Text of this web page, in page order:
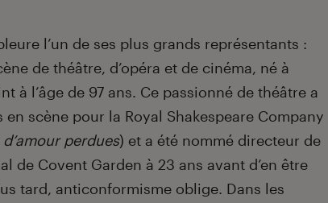
l’un de ses plus grands représentants :
de théâtre, d’opéra et de cinéma, né à
à l’âge de 97 ans. Ce passionné de théâtre a
scène pour la Royal Shakespeare Company
d’amour perdues) et a été nommé directeur de
de Covent Garden à 23 ans avant d’en être
tard, anticonformisme oblige. Dans les